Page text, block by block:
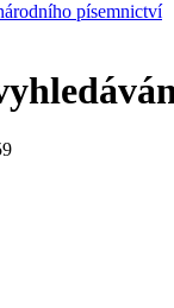
písemnictví